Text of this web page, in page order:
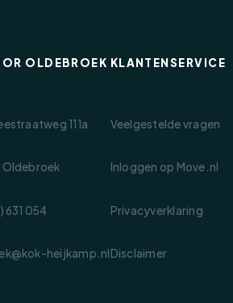
OLDEBROEK
111a
Oldebroek
631 054
heijkamp.nl
KLANTENSERVICE
Veelgestelde vragen
Inloggen op Move.nl
Privacyverklaring
Disclaimer